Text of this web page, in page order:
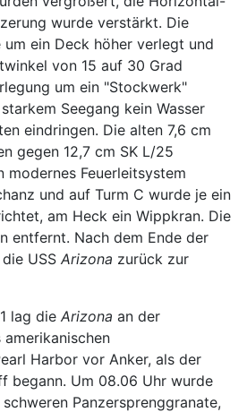
wurde verstärkt. Die
ein Deck höher verlegt und
von 15 auf 30 Grad
um ein "Stockwerk"
Seegang kein Wasser
eindringen. Die alten 7,6 cm
gegen 12,7 cm SK L/25
modernes Feuerleitsystem
und auf Turm C wurde je ein
am Heck ein Wippkran. Die
entfernt. Nach dem Ende der
USS Arizona zurück zur
lag die Arizona an der
amerikanischen
Harbor vor Anker, als der
begann. Um 08.06 Uhr wurde
Panzersprenggranate,